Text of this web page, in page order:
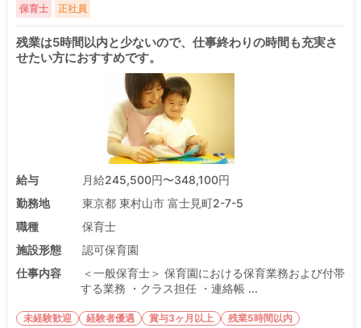
保育士 正社員
残業は5時間以内と少ないので、仕事終わりの時間も充実さ
せたい方におすすめです。
給与
月給245,500円〜348,100円
勤務地
東京都 東村山市 富士見町2-7-5
職種
保育士
施設形態
認可保育園
仕事内容
＜一般保育士＞ 保育園における保育業務および付帯
する業務 ・クラス担任 ・連絡帳 ...
未経験歓迎 経験者優遇 賞与3ヶ月以上
残業5時間以内